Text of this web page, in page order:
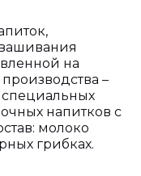
на
–
напитков с
грибках.